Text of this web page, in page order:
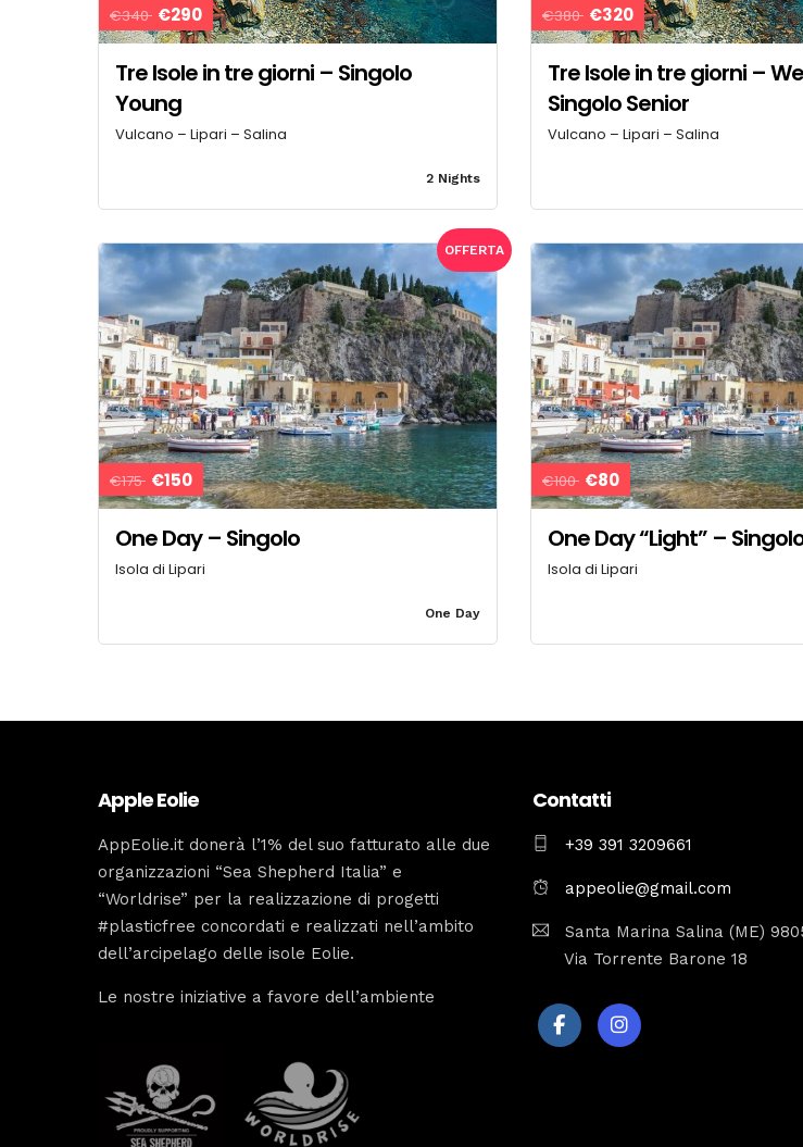
€340 €290
Tre Isole in tre giorni – Singolo
Young
Vulcano – Lipari – Salina
2 Nights
€380 €320
Tre Isole in tre giorni –
Singolo Senior
Vulcano – Lipari – Salina
OFFERTA
€175 €150
One Day – Singolo
Isola di Lipari
One Day
€100 €80
One Day “Light” –
Isola di Lipari
Apple Eolie
AppEolie.it donerà l’1% del suo fatturato alle due
organizzazioni “Sea Shepherd Italia” e
“Worldrise” per la realizzazione di progetti
#plasticfree concordati e realizzati nell’ambito
dell’arcipelago delle isole Eolie.
Le nostre iniziative a favore dell’ambiente
Contatti
+39 391 3209661
appeolie@gmail.com
Santa Marina Salina (ME)
Via Torrente Barone 18